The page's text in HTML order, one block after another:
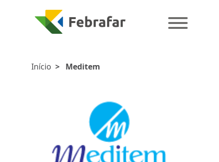
Início > Meditem